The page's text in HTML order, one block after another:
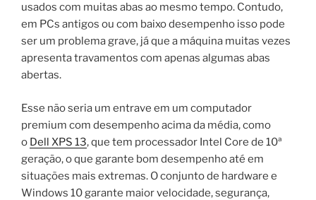
usados com muitas abas ao mesmo tempo. Contudo,
em PCs antigos ou com baixo desempenho isso pode
ser um problema grave, já que a máquina muitas vezes
apresenta travamentos com apenas algumas abas
abertas.
Esse não seria um entrave em um computador
premium com desempenho acima da média, como
o Dell XPS 13, que tem processador Intel Core de 10ª
geração, o que garante bom desempenho até em
situações mais extremas. O conjunto de hardware e
Windows 10 garante maior velocidade, segurança,